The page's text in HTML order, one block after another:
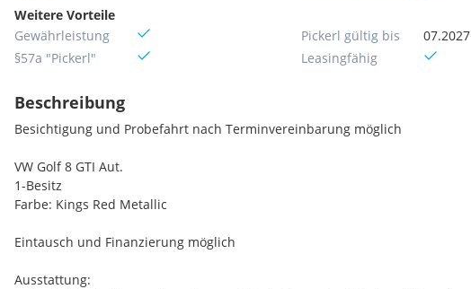
Weitere Vorteile
Gewährleistung
§57a "Pickerl"
Pickerl gültig bis
07.2027
Leasingfähig
Beschreibung
Besichtigung und Probefahrt nach Terminvereinbarung möglich
VW Golf 8 GTI Aut.
1-Besitz
Farbe: Kings Red Metallic
Eintausch und Finanzierung möglich
Ausstattung: